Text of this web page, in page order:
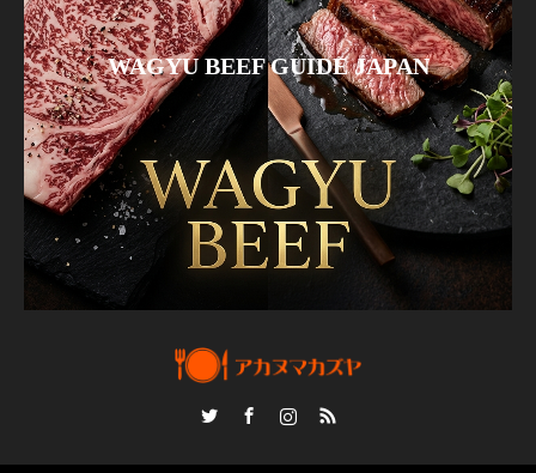
WAGYU BEEF GUIDE JAPAN
RSS